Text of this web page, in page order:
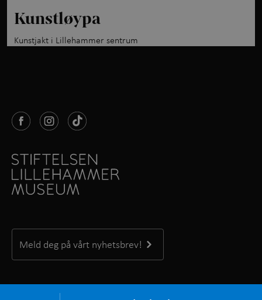
Kunstløypa
Kunstjakt i Lillehammer sentrum
Meld deg på vårt nyhetsbrev!
Kontakt oss